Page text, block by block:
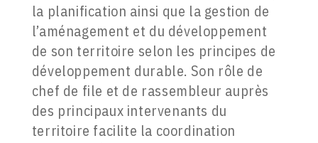
la planification ainsi que la gestion de
l’aménagement et du développement
de son territoire selon les principes de
développement durable. Son rôle de
chef de file et de rassembleur auprès
des principaux intervenants du
territoire facilite la coordination